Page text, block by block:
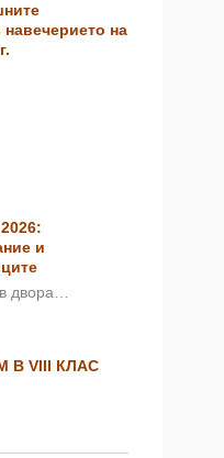
на
и
двора…
В VIII КЛАС